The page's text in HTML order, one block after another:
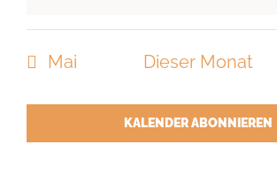
Mai Dieser Monat
KALENDER ABONNIEREN